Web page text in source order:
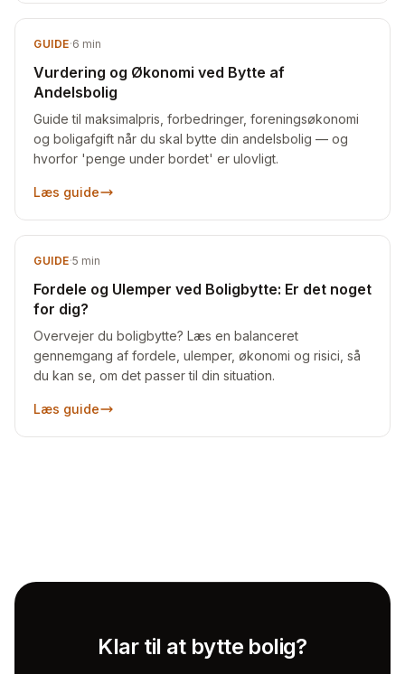
GUIDE·6 min
Vurdering og Økonomi ved Bytte af
Andelsbolig
Guide til maksimalpris, forbedringer, foreningsøkonomi
og boligafgift når du skal bytte din andelsbolig — og
hvorfor 'penge under bordet' er ulovligt.
Læs guide
GUIDE·5 min
Fordele og Ulemper ved Boligbytte: Er det noget
for dig?
Overvejer du boligbytte? Læs en balanceret
gennemgang af fordele, ulemper, økonomi og risici, så
du kan se, om det passer til din situation.
Læs guide
Klar til at bytte bolig?